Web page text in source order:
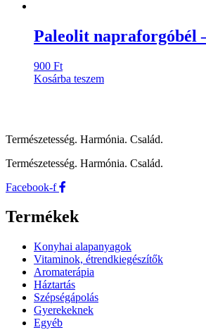
Paleolit napraforgóbél
900 Ft
Kosárba teszem
Természetesség. Harmónia. Család.
Természetesség. Harmónia. Család.
Facebook-f
Termékek
Konyhai alapanyagok
Vitaminok, étrendkiegészítők
Aromaterápia
Háztartás
Szépségápolás
Gyerekeknek
Egyéb